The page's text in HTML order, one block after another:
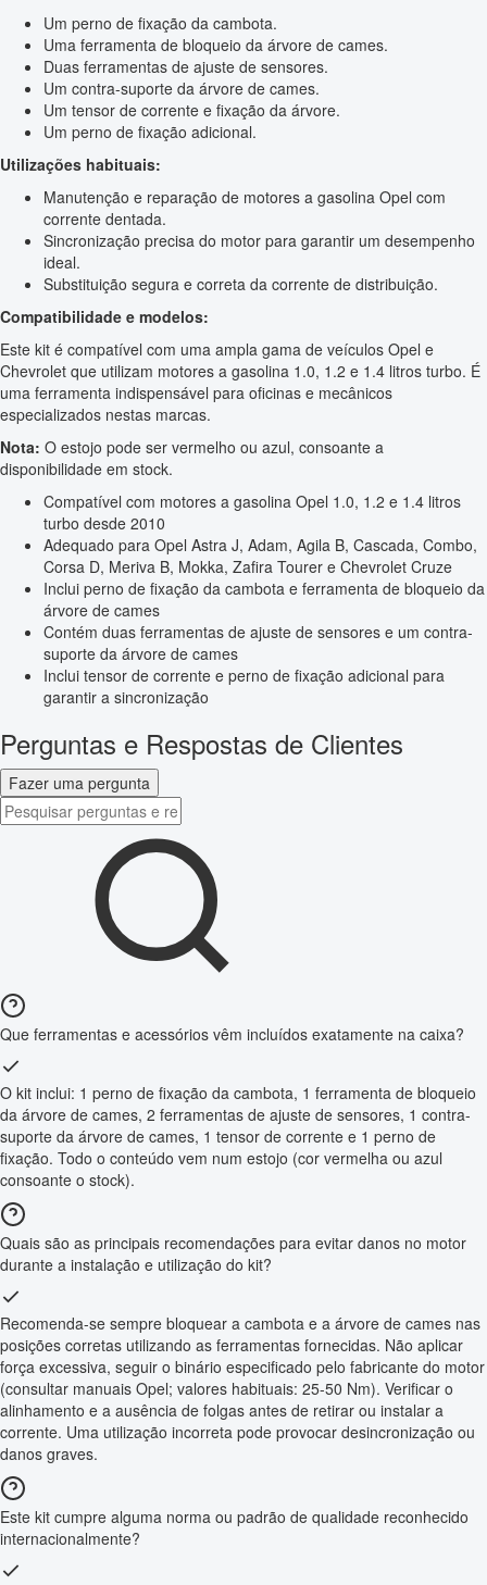
Um perno de fixação da cambota.
Uma ferramenta de bloqueio da árvore de cames.
Duas ferramentas de ajuste de sensores.
Um contra-suporte da árvore de cames.
Um tensor de corrente e fixação da árvore.
Um perno de fixação adicional.
Utilizações habituais:
Manutenção e reparação de motores a gasolina Opel com
corrente dentada.
Sincronização precisa do motor para garantir um desempenho
ideal.
Substituição segura e correta da corrente de distribuição.
Compatibilidade e modelos:
Este kit é compatível com uma ampla gama de veículos Opel e
Chevrolet que utilizam motores a gasolina 1.0, 1.2 e 1.4 litros turbo. É
uma ferramenta indispensável para oficinas e mecânicos
especializados nestas marcas.
Nota: O estojo pode ser vermelho ou azul, consoante a
disponibilidade em stock.
Compatível com motores a gasolina Opel 1.0, 1.2 e 1.4 litros
turbo desde 2010
Adequado para Opel Astra J, Adam, Agila B, Cascada, Combo,
Corsa D, Meriva B, Mokka, Zafira Tourer e Chevrolet Cruze
Inclui perno de fixação da cambota e ferramenta de bloqueio da
árvore de cames
Contém duas ferramentas de ajuste de sensores e um contra-
suporte da árvore de cames
Inclui tensor de corrente e perno de fixação adicional para
garantir a sincronização
Perguntas e Respostas de Clientes
Fazer uma pergunta
Que ferramentas e acessórios vêm incluídos exatamente na caixa?
O kit inclui: 1 perno de fixação da cambota, 1 ferramenta de bloqueio
da árvore de cames, 2 ferramentas de ajuste de sensores, 1 contra-
suporte da árvore de cames, 1 tensor de corrente e 1 perno de
fixação. Todo o conteúdo vem num estojo (cor vermelha ou azul
consoante o stock).
Quais são as principais recomendações para evitar danos no motor
durante a instalação e utilização do kit?
Recomenda-se sempre bloquear a cambota e a árvore de cames nas
posições corretas utilizando as ferramentas fornecidas. Não aplicar
força excessiva, seguir o binário especificado pelo fabricante do motor
(consultar manuais Opel; valores habituais: 25-50 Nm). Verificar o
alinhamento e a ausência de folgas antes de retirar ou instalar a
corrente. Uma utilização incorreta pode provocar desincronização ou
danos graves.
Este kit cumpre alguma norma ou padrão de qualidade reconhecido
internacionalmente?